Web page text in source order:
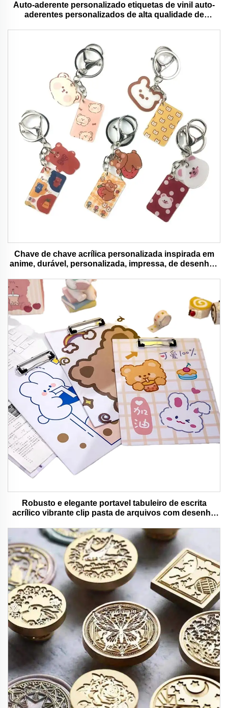
Auto-aderente personalizado etiquetas de vinil auto-
aderentes personalizados de alta qualidade de
Chave de chave acrílica personalizada inspirada em
anime, durável, personalizada, impressa, de desenhos
Robusto e elegante portavel tabuleiro de escrita
acrílico vibrante clip pasta de arquivos com desenho
escola